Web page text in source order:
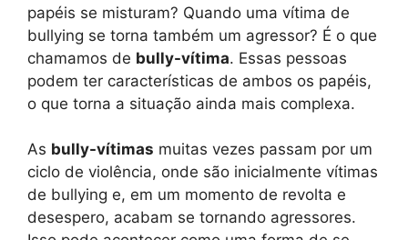
papéis se misturam? Quando uma vítima de
bullying se torna também um agressor? É o que
chamamos de bully-vítima. Essas pessoas
podem ter características de ambos os papéis,
o que torna a situação ainda mais complexa.
As bully-vítimas muitas vezes passam por um
ciclo de violência, onde são inicialmente vítimas
de bullying e, em um momento de revolta e
desespero, acabam se tornando agressores.